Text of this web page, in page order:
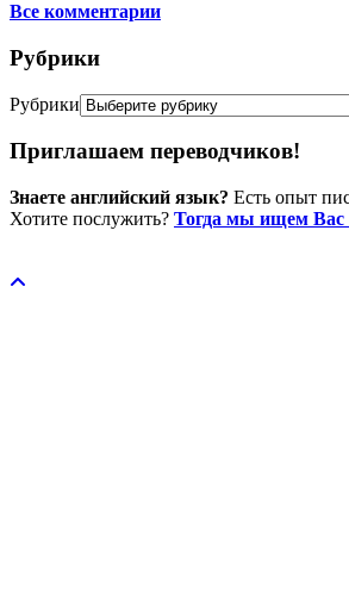
Все комментарии
Рубрики
Рубрики
Приглашаем переводчиков!
Знаете английский язык? Есть опыт
Хотите послужить? Тогда мы ищем Вас